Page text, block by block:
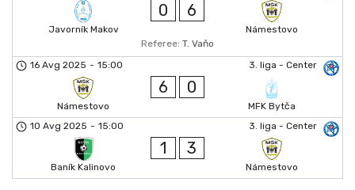
Javorník Makov
0 6
Námestovo
Referee: T. Vaňo
3. liga - Center
16 Avg 2025 - 15:00
Námestovo
6 0
MFK Bytča
3. liga - Center
10 Avg 2025 - 15:00
Baník Kalinovo
1 3
Námestovo